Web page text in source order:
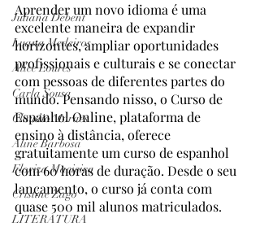
Juliana Debent
Luana Medeiros
Alice Loures
Carla Sousa
Claudio Moraes
Aline Barbosa
Floriza Macieira
Cristine Zago
LITERATURA
Aprender um novo idioma é uma
excelente maneira de expandir
horizontes, ampliar oportunidades
profissionais e culturais e se conectar
com pessoas de diferentes partes do
mundo. Pensando nisso, o Curso de
Espanhol Online, plataforma de
ensino à distância, oferece
gratuitamente um curso de espanhol
com 60 horas de duração. Desde o seu
lançamento, o curso já conta com
quase 500 mil alunos matriculados.